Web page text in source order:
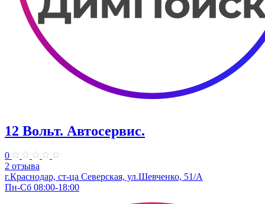
12 Вольт. Автосервис.
0
2 отзыва
г.Краснодар, ст-ца Северская, ул.Шевченко, 51/А
Пн-Сб 08:00-18:00